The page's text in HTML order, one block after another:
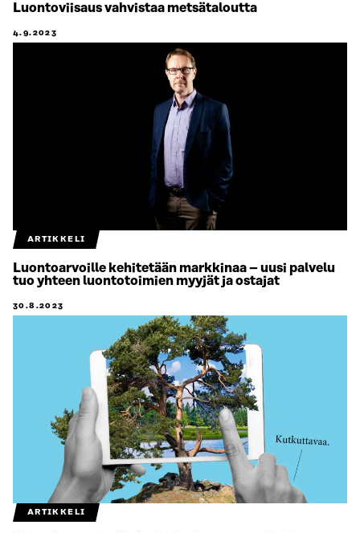
Luontoviisaus vahvistaa metsätaloutta
4.9.2023
ARTIKKELI
Luontoarvoille kehitetään markkinaa – uusi palvelu
tuo yhteen luontotoimien myyjät ja ostajat
30.8.2023
ARTIKKELI